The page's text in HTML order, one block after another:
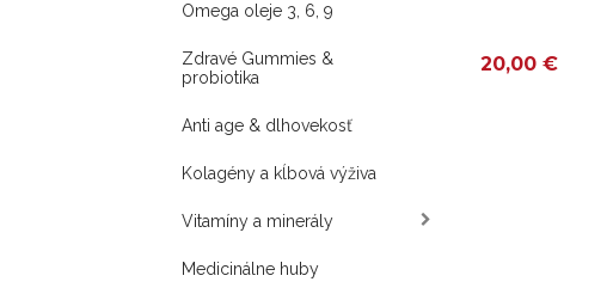
Omega oleje 3, 6, 9
Zdravé Gummies &
probiotika
Anti age & dlhovekosť
Kolagény a kĺbová výživa
Vitamíny a minerály
Medicinálne huby
20,00 €